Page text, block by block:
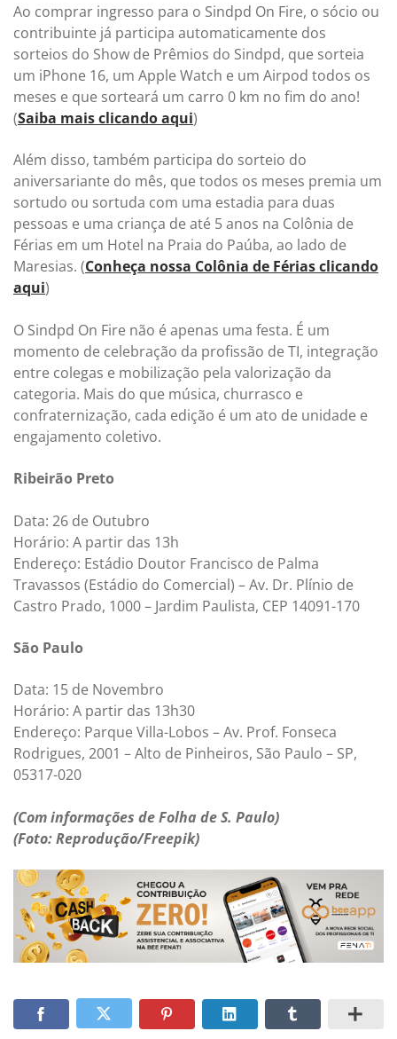
Ao comprar ingresso para o Sindpd On Fire, o sócio ou
contribuinte já participa automaticamente dos
sorteios do Show de Prêmios do Sindpd, que sorteia
um iPhone 16, um Apple Watch e um Airpod todos os
meses e que sorteará um carro 0 km no fim do ano!
(Saiba mais clicando aqui)
Além disso, também participa do sorteio do
aniversariante do mês, que todos os meses premia um
sortudo ou sortuda com uma estadia para duas
pessoas e uma criança de até 5 anos na Colônia de
Férias em um Hotel na Praia do Paúba, ao lado de
Maresias. (Conheça nossa Colônia de Férias clicando
aqui)
O Sindpd On Fire não é apenas uma festa. É um
momento de celebração da profissão de TI, integração
entre colegas e mobilização pela valorização da
categoria. Mais do que música, churrasco e
confraternização, cada edição é um ato de unidade e
engajamento coletivo.
Ribeirão Preto
Data: 26 de Outubro
Horário: A partir das 13h
Endereço: Estádio Doutor Francisco de Palma
Travassos (Estádio do Comercial) – Av. Dr. Plínio de
Castro Prado, 1000 – Jardim Paulista, CEP 14091-170
São Paulo
Data: 15 de Novembro
Horário: A partir das 13h30
Endereço: Parque Villa-Lobos – Av. Prof. Fonseca
Rodrigues, 2001 – Alto de Pinheiros, São Paulo – SP,
05317-020
(Com informações de Folha de S. Paulo)
(Foto: Reprodução/Freepik)